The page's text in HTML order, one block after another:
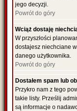
jego decyzji.
Powrót do góry
Wciąż dostaję
W przyszłości
dostajesz niechciane
danego użytkownika.
Powrót do góry
Dostałem spam lub
Przykro nam z tego
takie listy. Prześlij
są informacje o